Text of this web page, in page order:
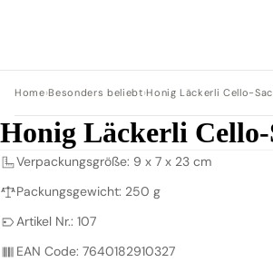
Home›Besonders beliebt›Honig Läckerli Cello-
Honig Läckerli Cello-
Verpackungsgröße: 9 x 7 x 23 cm
Packungsgewicht: 250 g
Artikel Nr.: 107
EAN Code: 7640182910327